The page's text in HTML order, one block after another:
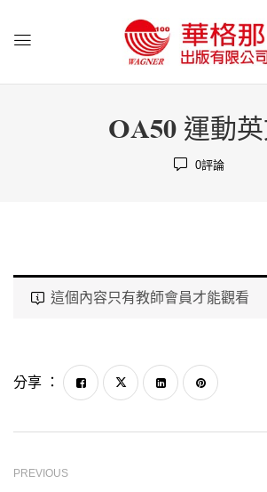
OA50 運動
0評論
這個內容只有教師會員才能觀看
分享 ：
PREVIOUS